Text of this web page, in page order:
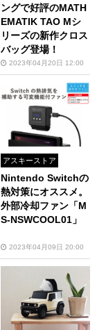
ングで好評のMATH
EMATIK TAO Mシ
リーズの新作クロス
バッグ登場！
2023年04月20日 12:00
アスキーストア
Nintendo Switchの
熱対策にオススメ。
外部冷却ファン「M
S-NSWCOOL01」
2023年04月09日 20:00